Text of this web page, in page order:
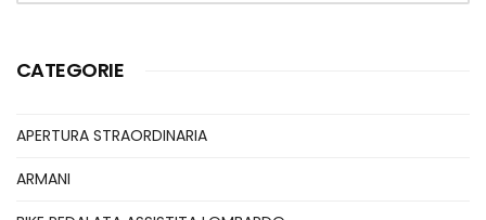
CATEGORIE
APERTURA STRAORDINARIA
ARMANI